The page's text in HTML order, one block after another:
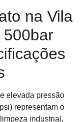
na Vila
500bar
elevada pressão
representam o
industrial,